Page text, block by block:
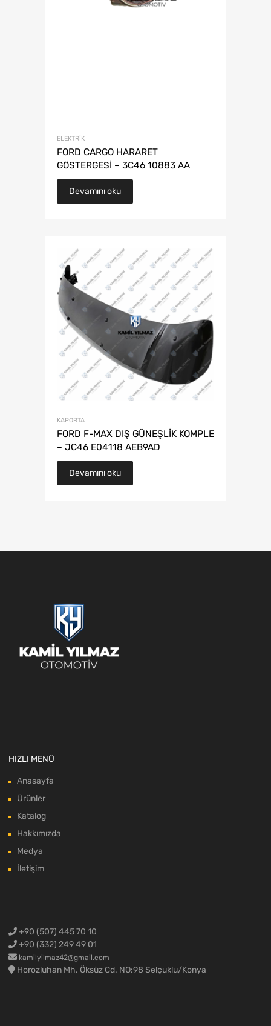
ELEKTRIK
FORD CARGO HARARET
GÖSTERGESİ – 3C46 10883 AA
Devamını oku
KAPORTA
FORD F-MAX DIŞ GÜNEŞLİK KOMPLE
– JC46 E04118 AEB9AD
Devamını oku
HIZLI MENÜ
Anasayfa
Ürünler
Katalog
Hakkımızda
Medya
İletişim
+90 (507) 445 70 10
+90 (332) 249 49 01
kamilyilmaz42@gmail.com
Horozluhan Mh. Öksüz Cd. NO:98 Selçuklu/Konya